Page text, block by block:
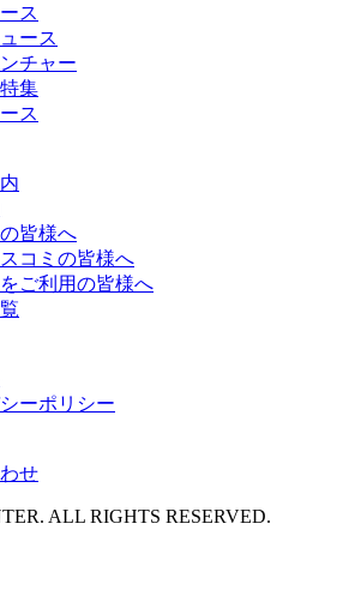
ス
ース
チャー
集
ス
皆様へ
コミの皆様へ
ご利用の皆様へ
ーポリシー
せ
ALL RIGHTS RESERVED.